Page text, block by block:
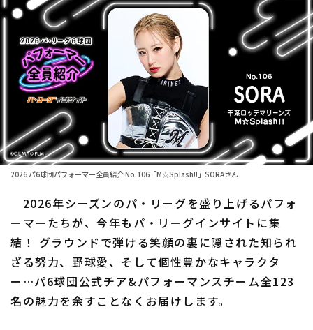
HOME
動画
日程・結果
順位表･成績
1軍公式戦
ファーム東地区
ファーム中地区
ファーム西地区
交流戦
選手名鑑
北海道日本ハムファイターズ
東北楽天ゴールデンイーグルス
埼玉西武ライオンズ
千葉ロッテマリーンズ
設定
2026 パ6球団パフォーマー全員紹介 No.106「M☆Splash!!」SORAさん
2026年シーズンのパ・リーグを盛り上げるパフォ
ーマーたちが、今年もパ・リーグインサイトに集
結！ グラウンドで弾ける笑顔の裏に隠された知られ
ざる努力、野球愛、そして個性豊かなキャラクタ
ー…パ6球団公式チア&パフォーマンスチーム全123
名の魅力を余すことなくお届けします。